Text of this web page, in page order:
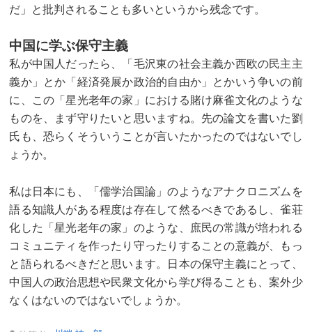
だ」と批判されることも多いというから残念です。
中国に学ぶ保守主義
私が中国人だったら、「毛沢東の社会主義か西欧の民主主
義か」とか「経済発展か政治的自由か」とかいう争いの前
に、この「星光老年の家」における賭け麻雀文化のような
ものを、まず守りたいと思いますね。先の論文を書いた劉
氏も、恐らくそういうことが言いたかったのではないでし
ょうか。
私は日本にも、「儒学治国論」のようなアナクロニズムを
語る知識人がある程度は存在して然るべきであるし、雀荘
化した「星光老年の家」のような、庶民の常識が培われる
コミュニティを作ったり守ったりすることの意義が、もっ
と語られるべきだと思います。日本の保守主義にとって、
中国人の政治思想や民衆文化から学び得ることも、案外少
なくはないのではないでしょうか。